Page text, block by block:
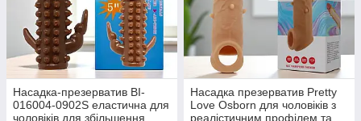
Насадка-презерватив BI-
016004-0902S еластична для
чоловіків для збільшення
Насадка презерватив Pretty
Love Osborn для чоловіків з
реалістичним профілем та